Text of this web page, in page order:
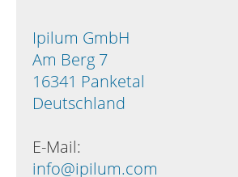
Ipilum GmbH
Am Berg 7
16341 Panketal
Deutschland
E-Mail:
info@ipilum.com